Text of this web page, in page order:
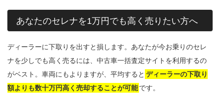
あなたのセレナを1万円でも高く売りたい方へ
ディーラーに下取りを出すと損します。あなたが今お乗りのセレ
ナを少しでも高く売るには、中古車一括査定サイトを利用するの
がベスト。車両にもよりますが、平均すると ディーラーの下取り
額よりも数十万円高く売却することが可能です。